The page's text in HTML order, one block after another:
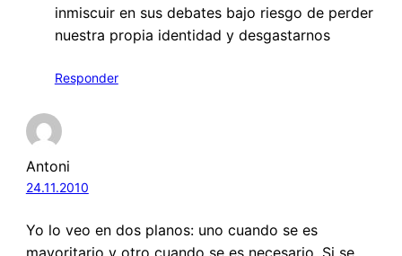
inmiscuir en sus debates bajo riesgo de perder
nuestra propia identidad y desgastarnos
Responder
Antoni
24.11.2010
Yo lo veo en dos planos: uno cuando se es